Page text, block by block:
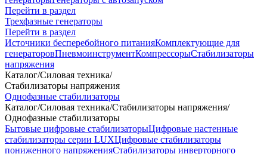
Перейти в раздел
Трехфазные генераторы
Перейти в раздел
Источники бесперебойного питанияКомплектующие для
генераторовПневмоинструментКомпрессорыСтабилизаторы
напряжения
Каталог/Силовая техника/
Стабилизаторы напряжения
Однофазные стабилизаторы
Каталог/Силовая техника/Стабилизаторы напряжения/
Однофазные стабилизаторы
Бытовые цифровые стабилизаторыЦифровые настенные
стабилизаторы серии LUXЦифровые стабилизаторы
пониженного напряженияСтабилизаторы инверторного